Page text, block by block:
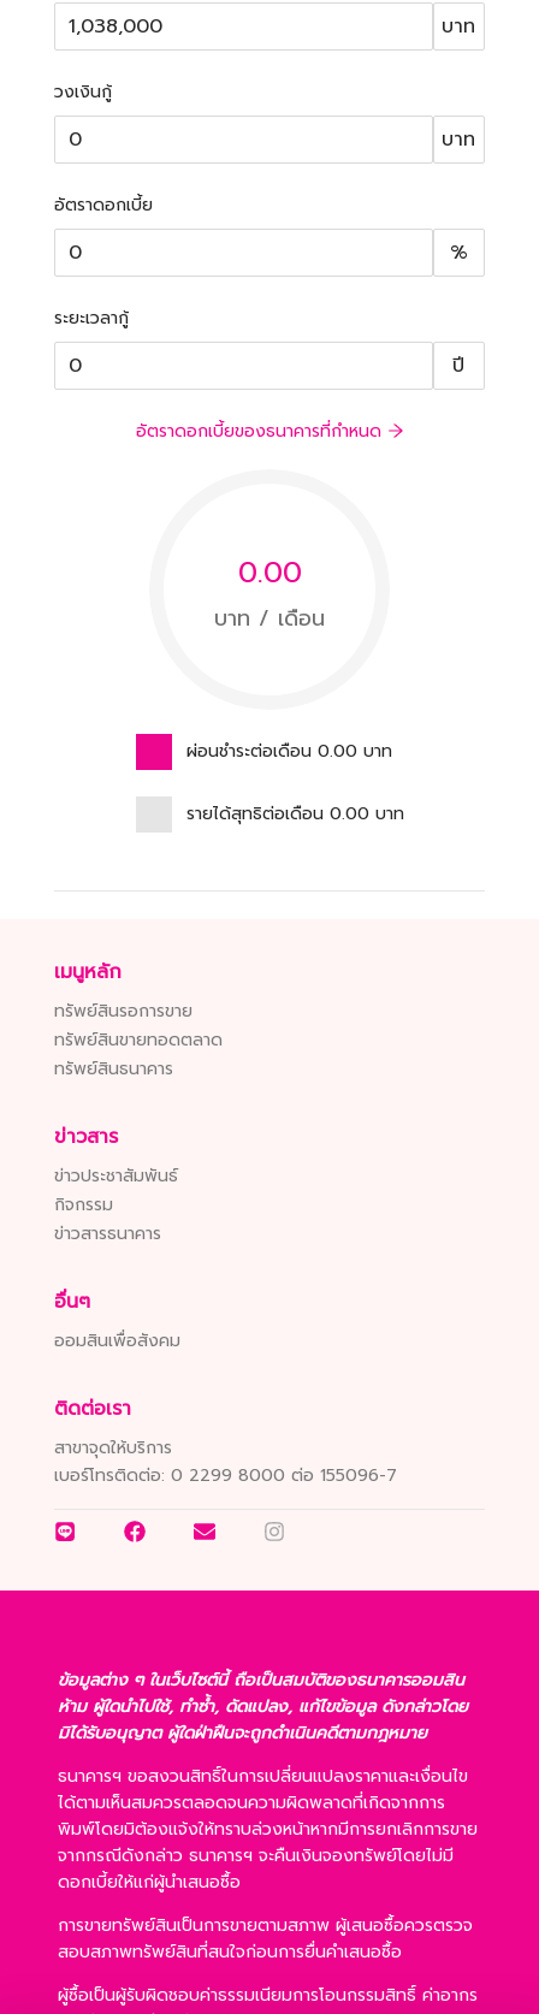
บาท
วงเงินกู้
บาท
อัตราดอกเบี้ย
%
ระยะเวลากู้
ปี
อัตราดอกเบี้ยของธนาคารที่กำหนด
0.00
บาท / เดือน
ผ่อนชำระต่อเดือน 0.00 บาท
รายได้สุทธิต่อเดือน 0.00 บาท
เมนูหลัก
ทรัพย์สินรอการขาย
ทรัพย์สินขายทอดตลาด
ทรัพย์สินธนาคาร
ข่าวสาร
ข่าวประชาสัมพันธ์
กิจกรรม
ข่าวสารธนาคาร
อื่นๆ
ออมสินเพื่อสังคม
ติดต่อเรา
สาขาจุดให้บริการ
เบอร์โทรติดต่อ: 0 2299 8000 ต่อ 155096-7
ข้อมูลต่าง ๆ ในเว็บไซต์นี้ ถือเป็นสมบัติของธนาคารออมสิน
ห้าม ผู้ใดนำไปใช้, ทำซ้ำ, ดัดแปลง, แก้ไขข้อมูล ดังกล่าวโดย
มิได้รับอนุญาต ผู้ใดฝ่าฝืนจะถูกดำเนินคดีตามกฎหมาย
ธนาคารฯ ขอสงวนสิทธิ์ในการเปลี่ยนแปลงราคาและเงื่อนไข
ได้ตามเห็นสมควรตลอดจนความผิดพลาดที่เกิดจากการ
พิมพ์โดยมิต้องแจ้งให้ทราบล่วงหน้าหากมีการยกเลิกการขาย
จากกรณีดังกล่าว ธนาคารฯ จะคืนเงินจองทรัพย์โดยไม่มี
ดอกเบี้ยให้แก่ผู้นำเสนอซื้อ
การขายทรัพย์สินเป็นการขายตามสภาพ ผู้เสนอซื้อควรตรวจ
สอบสภาพทรัพย์สินที่สนใจก่อนการยื่นคำเสนอซื้อ
ผู้ซื้อเป็นผู้รับผิดชอบค่าธรรมเนียมการโอนกรรมสิทธิ์ ค่าอากร